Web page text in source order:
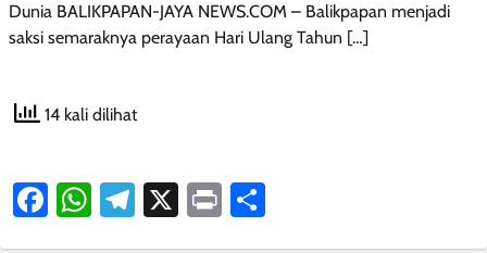
Dunia BALIKPAPAN-JAYA NEWS.COM – Balikpapan menjadi
saksi semaraknya perayaan Hari Ulang Tahun […]
14 kali dilihat
Facebook
WhatsApp
Telegram
X Print